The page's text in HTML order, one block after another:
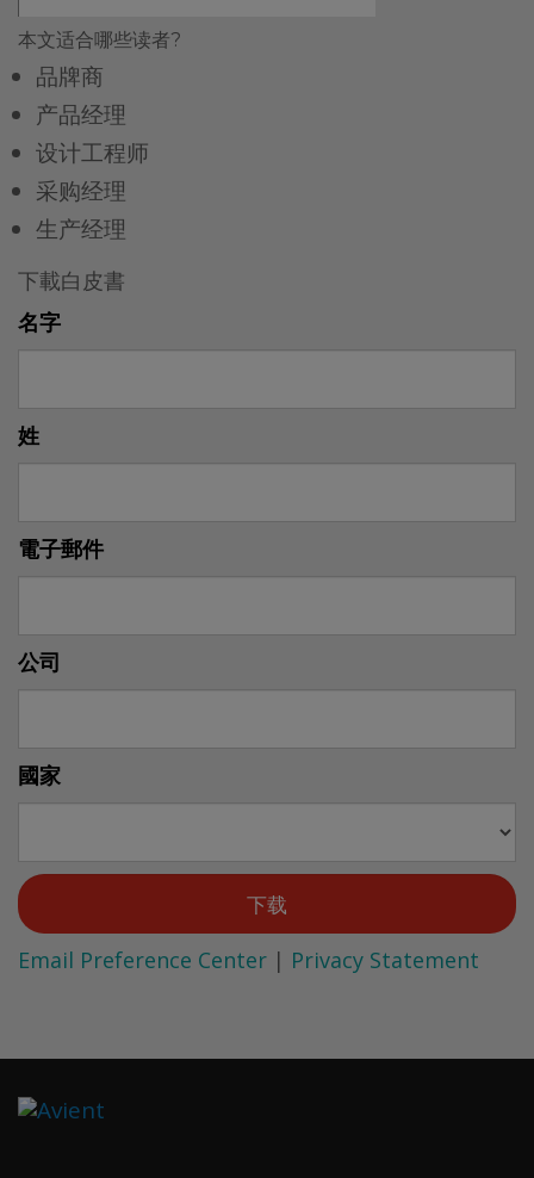
本文适合哪些读者?
品牌商
产品经理
设计工程师
采购经理
生产经理
下載白皮書
名字
姓
電子郵件
公司
國家
Email Preference Center | Privacy Statement